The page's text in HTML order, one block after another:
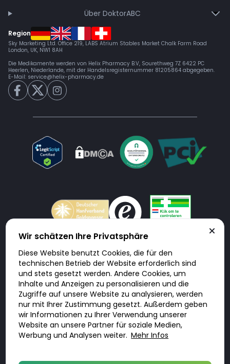
Über DoktorABC
Region
Sky Marketing Ltd. Office 219, LABS Atrium Stables Market Chalk Farm Road
London, UK, NW1 8AH
Die Medikamente werden von Helix Pharmacy B.V, Sourethweg 7Z 6422 PC
Heerlen, Niederlande, mit der Handelsregisternummer 81205864 abgegeben.
E-Mail: service@helix-pharmacy.de
Doktorabc.com ist eine Vermittlungsplattform. Doktorabc ist ausdrücklich
keine Internetapotheke. Doktorabc bietet keine Medikamente oder
sonstige Produkte an oder liefert diese. Jegliche Informationen zu
Produkten, Medikamenten und Preisen auf der Internetseite beinhalten
kein Angebot von Doktorabc an Sie. Für die Einhaltung der in Ihrem Land
geltenden Gesetze und sonstigen Rechtsvorschriften sind Sie als Nutzer
selbst verantwortlich. Die Nutzung unseres Services auf Doktorabc durch
Sie erfolgt auf eigenes Risiko und in eigener Verantwortung. Sie erklären,
diese Internetseite aus eigener Initiative zu besuchen und zu nutzen.
Wir schätzen Ihre Privatsphäre
Diese Website benutzt Cookies, die für den
technischen Betrieb der Website erforderlich sind
und stets gesetzt werden. Andere Cookies, um
Inhalte und Anzeigen zu personalisieren und die
Zugriffe auf unsere Website zu analysieren, werden
nur mit Ihrer Zustimmung gesetzt. Außerdem geben
wir Informationen zu Ihrer Verwendung unserer
Website an unsere Partner für soziale Medien,
Werbung und Analysen weiter. Mehr Infos